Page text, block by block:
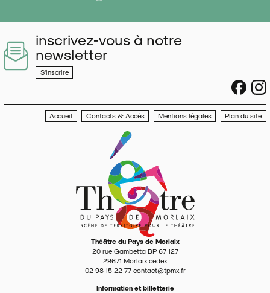
inscrivez-vous à notre
newsletter
S'inscrire
Accueil Contacts & Accès Mentions légales Plan du site
Théâtre du Pays de Morlaix
20 rue Gambetta BP 67 127
29671 Morlaix cedex
02 98 15 22 77 contact@tpmx.fr
Information et billetterie